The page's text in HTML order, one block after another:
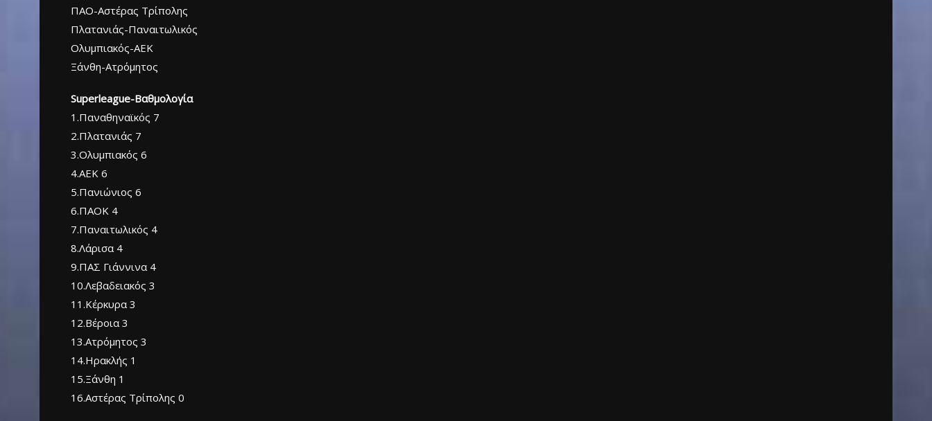
ΠΑΟ-Αστέρας Τρίπολης
Πλατανιάς-Παναιτωλικός
Ολυμπιακός-ΑΕΚ
Ξάνθη-Ατρόμητος
Superleague-Βαθμολογία
1.Παναθηναϊκός 7
2.Πλατανιάς 7
3.Ολυμπιακός 6
4.ΑΕΚ 6
5.Πανιώνιος 6
6.ΠΑΟΚ 4
7.Παναιτωλικός 4
8.Λάρισα 4
9.ΠΑΣ Γιάννινα 4
10.Λεβαδειακός 3
11.Κέρκυρα 3
12.Βέροια 3
13.Ατρόμητος 3
14.Ηρακλής 1
15.Ξάνθη 1
16.Αστέρας Τρίπολης 0